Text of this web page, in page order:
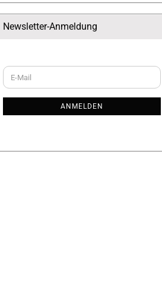
Newsletter-Anmeldung
WEITER
ZUR
E-
Mail
ANMELDEN